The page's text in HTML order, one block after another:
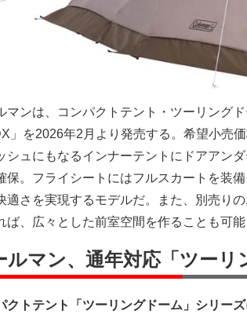
マンは、コンパクトテント・ツーリング
」を2026年2月より発売する。希望小売
シュにもなるインナーテントにドアアン
保。フライシートにはフルスカートを装
適さを実現するモデルだ。また、別売り
ば、広々とした前室空間を作ることも可能
ルマン、通年対応「ツー
クトテント「ツーリングドーム」シリー